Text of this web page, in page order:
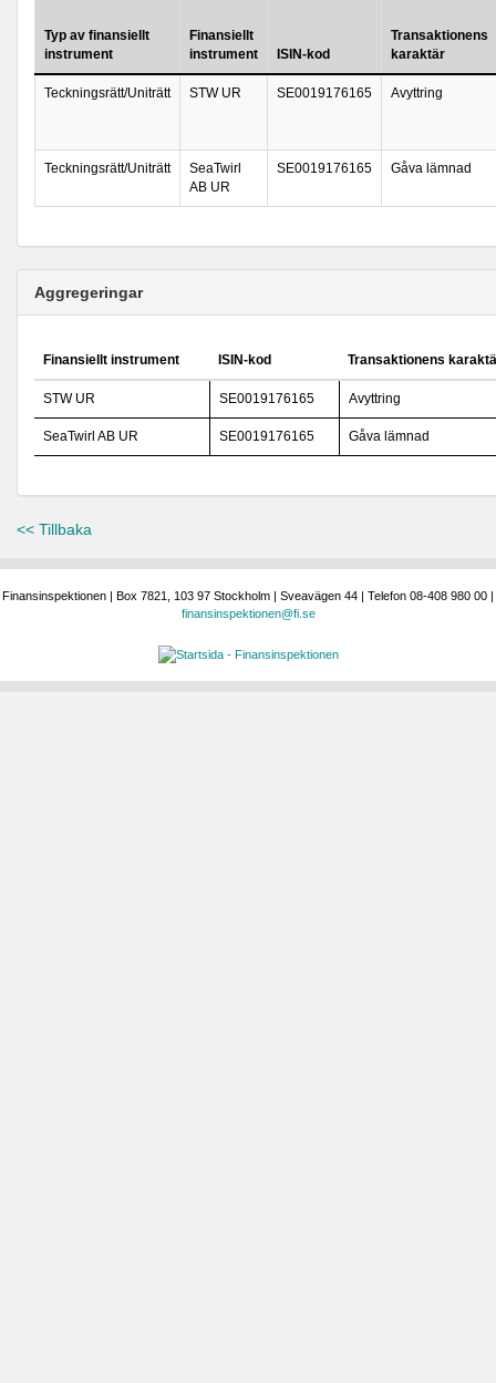
Typ av finansiellt
instrument
Finansiellt
instrument
ISIN-kod
Transaktionens
karaktär
Teckningsrätt/Uniträtt STW UR SE0019176165 Avyttring
Teckningsrätt/Uniträtt
SeaTwirl
AB UR
SE0019176165 Gåva lämnad
Aggregeringar
Finansiellt instrument ISIN-kod Transaktionens
STW UR SE0019176165 Avyttring
SeaTwirl AB UR SE0019176165 Gåva lämnad
<< Tillbaka
Finansinspektionen | Box 7821, 103 97 Stockholm | Sveavägen 44 | Telefon 08-408 980 00 |
finansinspektionen@fi.se